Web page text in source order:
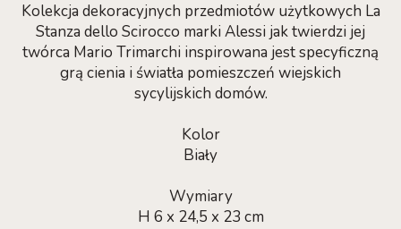
Kolekcja dekoracyjnych przedmiotów użytkowych La
Stanza dello Scirocco marki Alessi jak twierdzi jej
twórca Mario Trimarchi inspirowana jest specyficzną
grą cienia i światła pomieszczeń wiejskich
sycylijskich domów.
Kolor
Biały
Wymiary
H 6 x 24,5 x 23 cm